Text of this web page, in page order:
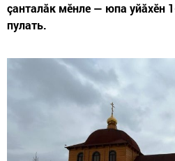
çанталăк мӗнле — юпа уйăхӗн
пулать.